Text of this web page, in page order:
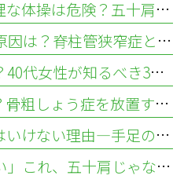
肩を上げると痛い…無理な体操は危険？五十肩と腱板断裂の違いと見分け方
60代で歩くと脚が痛む原因は？脊柱管狭窄症と血流障害の違い
階段で膝が痛い原因は？40代女性が知るべき3つの疾患と対処法
痛みがなくても要注意？骨粗しょう症を放置する骨折リスクと検査法
「しびれ」を放置してはいけない理由—手足のしびれが示す疾患とは
「腕を上げると肩が痛い」これ、五十肩じゃないかも？ 肩腱板損傷との違いについて